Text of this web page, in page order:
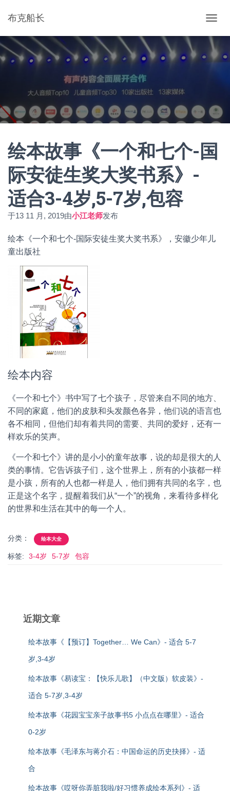
布克船长
换
导
航
绘本故事《一个和七个-国
际安徒生奖大奖书系》-
适合3-4岁,5-7岁,包容
于13 11 月, 2019由小江老师发布
绘本《一个和七个-国际安徒生奖大奖书系》，安徽少年儿
童出版社
绘本内容
《一个和七个》书中写了七个孩子，尽管来自不同的地方、
不同的家庭，他们的皮肤和头发颜色各异，他们说的语言也
各不相同，但他们却有着共同的需要、共同的爱好，还有一
样欢乐的笑声。
《一个和七个》讲的是小小的童年故事，说的却是很大的人
类的事情。它告诉孩子们，这个世界上，所有的小孩都一样
是小孩，所有的人也都一样是人，他们拥有共同的名字，也
正是这个名字，提醒着我们从“一个”的视角，来看待多样化
的世界和生活在其中的每一个人。
分类： 绘本大全
标签: 3-4岁 5-7岁 包容
近期文章
绘本故事《【预订】Together… We Can》- 适合 5-7
岁,3-4岁
绘本故事《易读宝：【快乐儿歌】（中文版）软皮装》-
适合 5-7岁,3-4岁
绘本故事《花园宝宝亲子故事书5 小点点在哪里》- 适合
0-2岁
绘本故事《毛泽东与蒋介石：中国命运的历史抉择》- 适
合
绘本故事《哎呀你弄脏我啦/好习惯养成绘本系列》- 适